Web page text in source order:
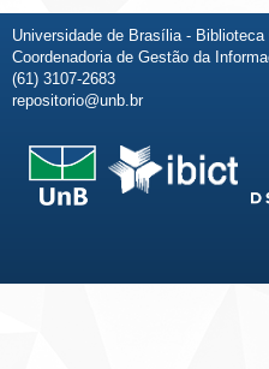
Universidade de Brasília - Biblioteca
Coordenadoria de Gestão da
(61) 3107-2683
repositorio@unb.br